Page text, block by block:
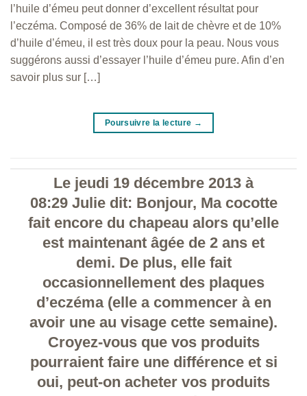
l’huile d’émeu peut donner d’excellent résultat pour
l’eczéma. Composé de 36% de lait de chèvre et de 10%
d’huile d’émeu, il est très doux pour la peau. Nous vous
suggérons aussi d’essayer l’huile d’émeu pure. Afin d’en
savoir plus sur […]
Poursuivre la lecture →
Le jeudi 19 décembre 2013 à
08:29 Julie dit: Bonjour, Ma cocotte
fait encore du chapeau alors qu’elle
est maintenant âgée de 2 ans et
demi. De plus, elle fait
occasionnellement des plaques
d’eczéma (elle a commencer à en
avoir une au visage cette semaine).
Croyez-vous que vos produits
pourraient faire une différence et si
oui, peut-on acheter vos produits